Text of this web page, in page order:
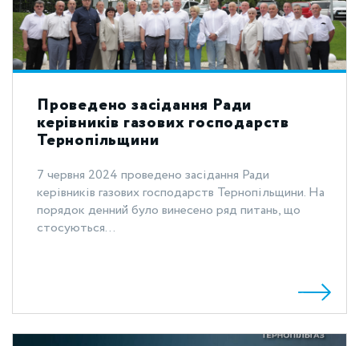
Проведено засідання Ради
керівників газових господарств
Тернопільщини
7 червня 2024 проведено засідання Ради
керівників газових господарств Тернопільщини. На
порядок денний було винесено ряд питань, що
стосуються...